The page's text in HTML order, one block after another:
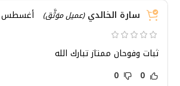
سارة الخالدي (عميل موَثَّق) أغسطس 25, 2024
ثبات وفوحان ممتاز تبارك الله
0
0